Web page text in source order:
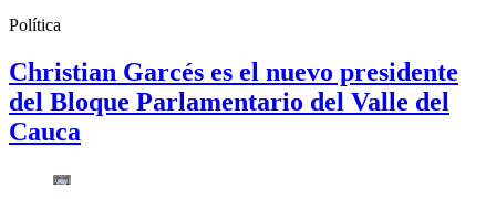
Política
Christian Garcés es el nuevo presidente
del Bloque Parlamentario del Valle del
Cauca